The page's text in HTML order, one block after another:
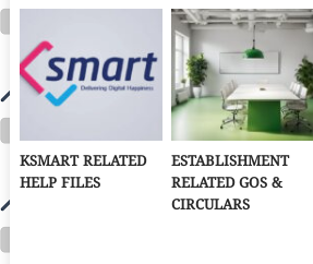
KSMART RELATED
HELP FILES
ESTABLISHMENT
RELATED GOS &
CIRCULARS